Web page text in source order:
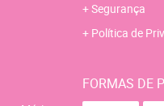
Segurança
Política de
FORMAS DE